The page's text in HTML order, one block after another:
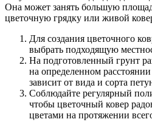
Она может занять большую
цветочную грядку или живой
Для создания цветочного
выбрать подходящую
На подготовленный грунт
на определенном
зависит от вида и сорта
Соблюдайте регулярный
чтобы цветочный ковер
цветами на протяжении